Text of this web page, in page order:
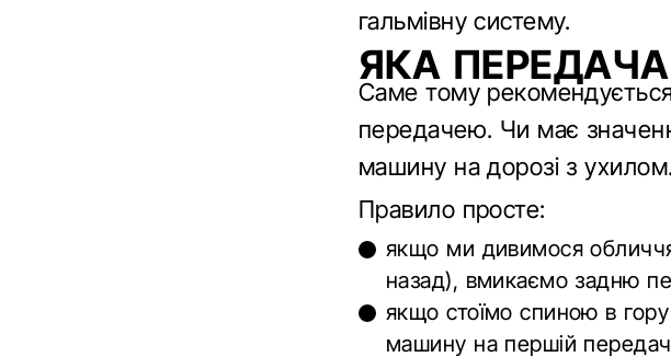
гальмівну систему.
ЯКА
Саме тому
передачею. Чи має
машину на дорозі з ухилом.
Правило просте:
якщо ми дивимося
назад), вмикаємо задню
якщо стоїмо спиною в
машину на першій